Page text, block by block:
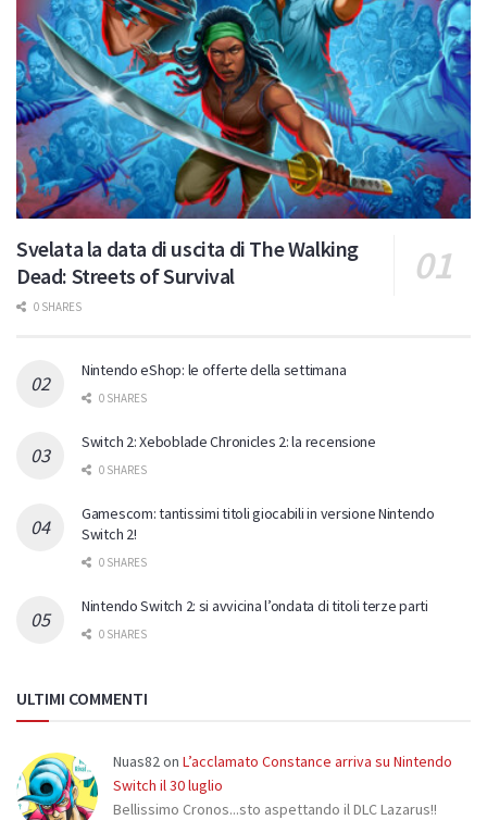
Svelata la data di uscita di The Walking
Dead: Streets of Survival
0 SHARES
Nintendo eShop: le offerte della settimana
0 SHARES
Switch 2: Xeboblade Chronicles 2: la recensione
0 SHARES
Gamescom: tantissimi titoli giocabili in versione Nintendo
Switch 2!
0 SHARES
Nintendo Switch 2: si avvicina l’ondata di titoli terze parti
0 SHARES
ULTIMI COMMENTI
Nuas82on L’acclamato Constance arriva su Nintendo
Switch il 30 luglio
Bellissimo Cronos...sto aspettando il DLC Lazarus!!